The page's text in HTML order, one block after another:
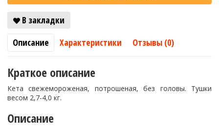
В закладки
Описание
Характеристики Отзывы (0)
Краткое описание
Кета свежемороженая, потрошеная, без головы. Тушки
весом 2,7-4,0 кг.
Описание